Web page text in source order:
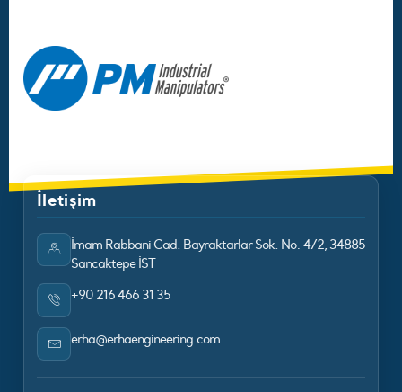
İletişim
İmam Rabbani Cad. Bayraktarlar Sok. No: 4/2, 34885
Sancaktepe İST
+90 216 466 31 35
erha@erhaengineering.com